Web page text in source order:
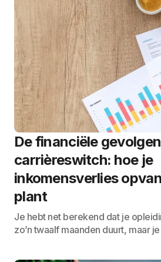
De financiële
carrièreswitch: hoe je
inkomensverlies
plant
Je hebt net berekend dat je
zo’n twaalf maanden duurt, maar